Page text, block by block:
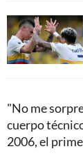
"No me
cuerpo
2006, el